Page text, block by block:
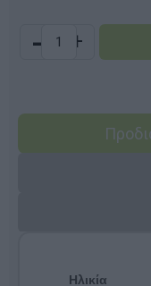
- +
Ηλικία